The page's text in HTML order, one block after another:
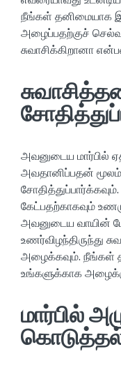
நீங்கள் தனிமையாக
அழைப்பதற்குச்
சுவாசிக்கிறானா
அவனுடைய மார்பில்
அவதானிப்பதன் மூலம்
கேட்பதற்காகவும்
அவனுடைய வாயின்
உணர்விழந்திருந்து
அழைக்கவும். நீங்கள்
உங்களுக்காக
மார்பில்